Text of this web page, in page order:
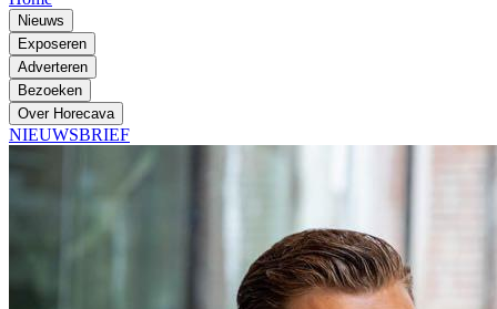
Nieuws
Exposeren
Adverteren
Bezoeken
Over Horecava
NIEUWSBRIEF